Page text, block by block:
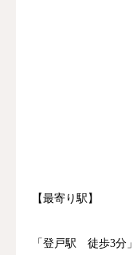
【最寄り駅】
「登戸駅 徒歩3分」